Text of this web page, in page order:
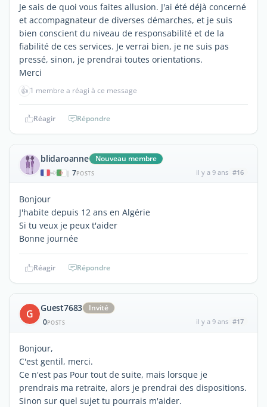
Je sais de quoi vous faites allusion. J'ai été déjà concerné
et accompagnateur de diverses démarches, et je suis
bien conscient du niveau de responsabilité et de la
fiabilité de ces services. Je verrai bien, je ne suis pas
pressé, sinon, je prendrai toutes orientations.
Merci
👍 1 membre a réagi à ce message
Réagir Répondre
blidaroanne Nouveau membre
| 7POSTS il y a 9 ans #16
Bonjour
J'habite depuis 12 ans en Algérie
Si tu veux je peux t'aider
Bonne journée
Réagir Répondre
G Guest7683
Invité
0POSTS il y a 9 ans #17
Bonjour,
C'est gentil, merci.
Ce n'est pas Pour tout de suite, mais lorsque je
prendrais ma retraite, alors je prendrai des dispositions.
Sinon sur quel sujet tu pourrais m'aider.